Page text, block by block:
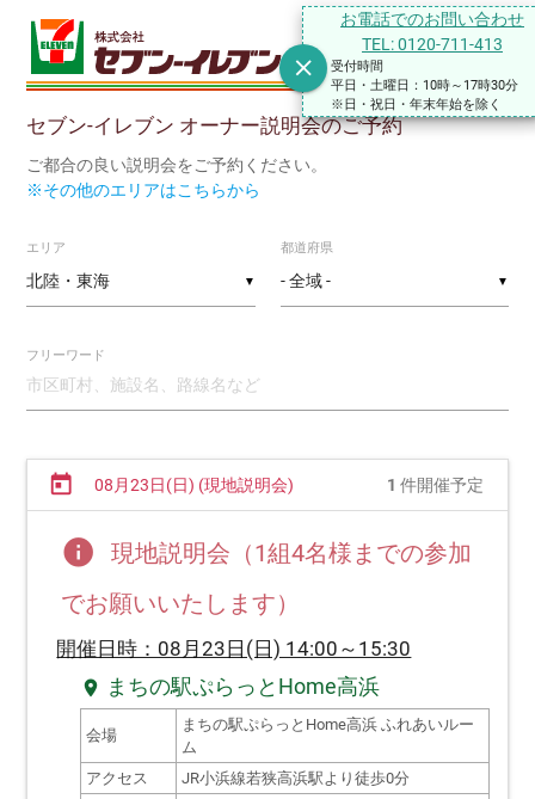
セブン-イレブン オーナー説明会のご予約
ご都合の良い説明会をご予約ください。
※その他のエリアはこちらから
▼
エリア
▼
都道府県
フリーワード
1 件開催予定
today 08月23日(日) (現地説明会)
info
現地説明会（1組4名様までの参加
でお願いいたします）
開催日時：08月23日(日) 14:00～15:30
location_on まちの駅ぷらっとHome高浜
会場
まちの駅ぷらっとHome高浜 ふれあいルー
ム
アクセス
JR小浜線若狭高浜駅より徒歩0分
close
お電話でのお問い合わせ
TEL: 0120-711-413
受付時間
平日・土曜日：10時～17時30分
※日・祝日・年末年始を除く